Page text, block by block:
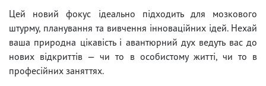
Цей новий фокус ідеально підходить для мозкового
штурму, планування та вивчення інноваційних ідей. Нехай
ваша природна цікавість і авантюрний дух ведуть вас до
нових відкриттів — чи то в особистому житті, чи то в
професійних заняттях.